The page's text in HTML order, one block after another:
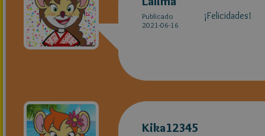
Publicado
2021-06-16
¡Felicidades!
Kika12345